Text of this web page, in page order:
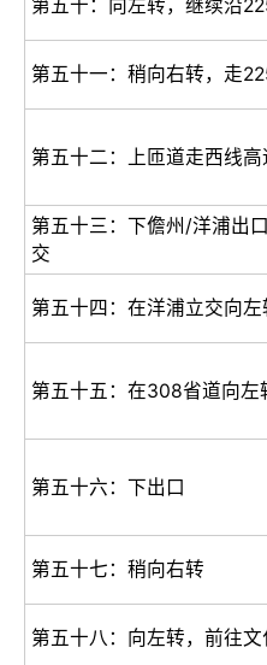
第五十：向左转，继续沿
第五十一：稍向右转，走
第五十二：上匝道走西线高
第五十三：下儋州/洋浦出
交
第五十四：在洋浦立交向左
第五十五：在308省道向左
第五十六：下出口
第五十七：稍向右转
第五十八：向左转，前往文